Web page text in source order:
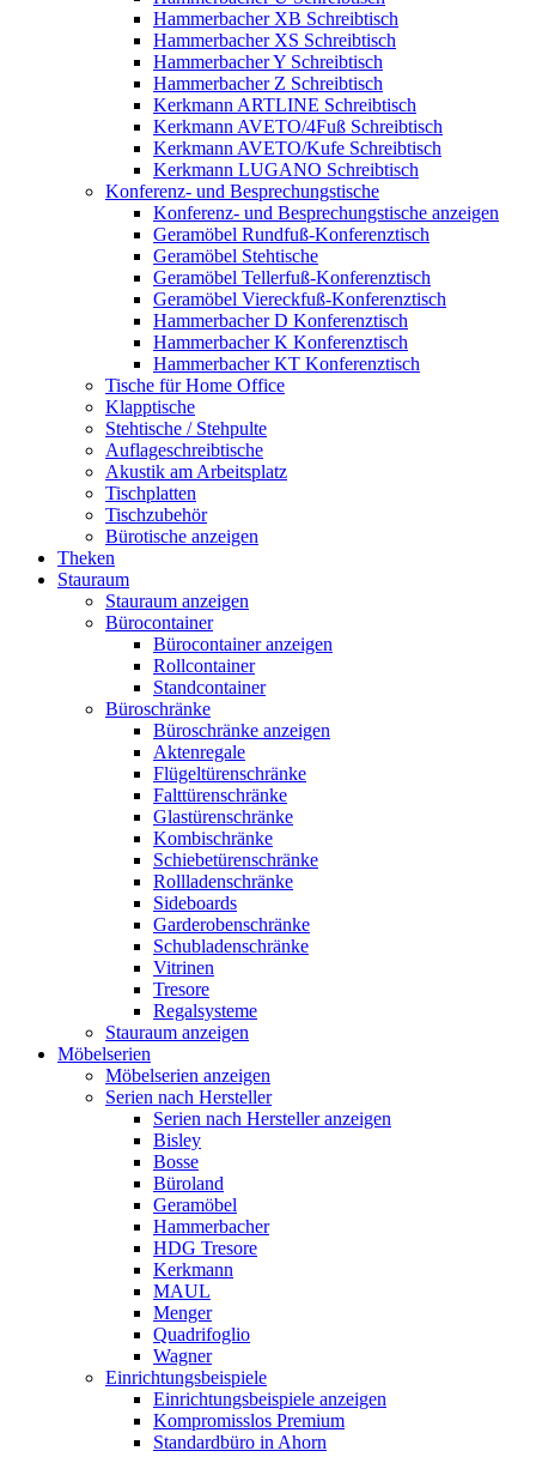
Hammerbacher XB Schreibtisch
Hammerbacher XS Schreibtisch
Hammerbacher Y Schreibtisch
Hammerbacher Z Schreibtisch
Kerkmann ARTLINE Schreibtisch
Kerkmann AVETO/4Fuß Schreibtisch
Kerkmann AVETO/Kufe Schreibtisch
Kerkmann LUGANO Schreibtisch
Konferenz- und Besprechungstische
Konferenz- und Besprechungstische anzeigen
Geramöbel Rundfuß-Konferenztisch
Geramöbel Stehtische
Geramöbel Tellerfuß-Konferenztisch
Geramöbel Viereckfuß-Konferenztisch
Hammerbacher D Konferenztisch
Hammerbacher K Konferenztisch
Hammerbacher KT Konferenztisch
Tische für Home Office
Klapptische
Stehtische / Stehpulte
Auflageschreibtische
Akustik am Arbeitsplatz
Tischplatten
Tischzubehör
Bürotische anzeigen
Theken
Stauraum
Stauraum anzeigen
Bürocontainer
Bürocontainer anzeigen
Rollcontainer
Standcontainer
Büroschränke
Büroschränke anzeigen
Aktenregale
Flügeltürenschränke
Falttürenschränke
Glastürenschränke
Kombischränke
Schiebetürenschränke
Rollladenschränke
Sideboards
Garderobenschränke
Schubladenschränke
Vitrinen
Tresore
Regalsysteme
Stauraum anzeigen
Möbelserien
Möbelserien anzeigen
Serien nach Hersteller
Serien nach Hersteller anzeigen
Bisley
Bosse
Büroland
Geramöbel
Hammerbacher
HDG Tresore
Kerkmann
MAUL
Menger
Quadrifoglio
Wagner
Einrichtungsbeispiele
Einrichtungsbeispiele anzeigen
Kompromisslos Premium
Standardbüro in Ahorn